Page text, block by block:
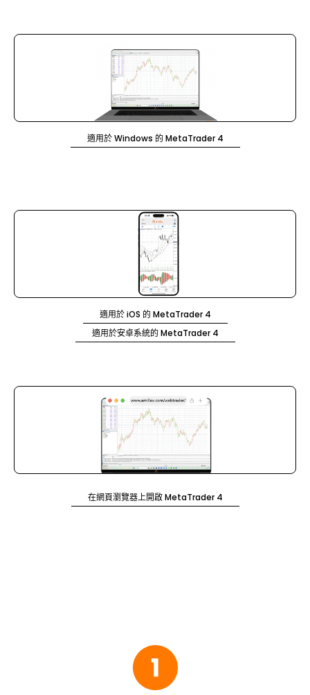
適用於 Windows 的 MetaTrader 4
適用於 iOS 的 MetaTrader 4
適用於安卓系統的 MetaTrader 4
在網頁瀏覽器上開啟 MetaTrader 4